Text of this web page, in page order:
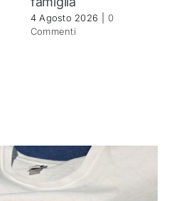
4 Agosto 2026
0
Commenti